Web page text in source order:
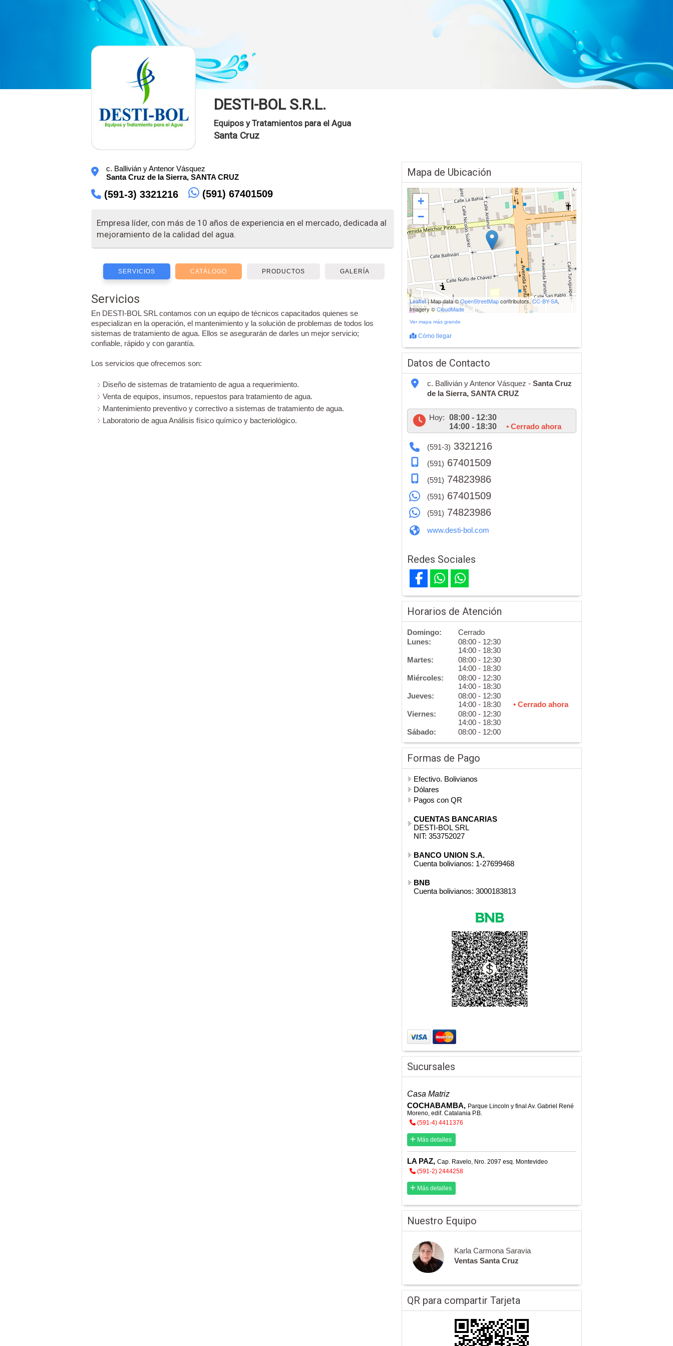
DESTI-BOL S.R.L.
Equipos y Tratamientos para el Agua
Santa Cruz
c. Ballivián y Antenor Vásquez
Santa Cruz de la Sierra, SANTA CRUZ
(591-3) 3321216 (591) 67401509
Empresa líder, con más de 10 años de experiencia en el mercado, dedicada al
mejoramiento de la calidad del agua.
SERVICIOS CATÁLOGO PRODUCTOS GALERÍA
Servicios
En DESTI-BOL SRL contamos con un equipo de técnicos capacitados quienes se
especializan en la operación, el mantenimiento y la solución de problemas de todos los
sistemas de tratamiento de agua. Ellos se asegurarán de darles un mejor servicio;
confiable, rápido y con garantía.
Los servicios que ofrecemos son:
Diseño de sistemas de tratamiento de agua a requerimiento.
Venta de equipos, insumos, repuestos para tratamiento de agua.
Mantenimiento preventivo y correctivo a sistemas de tratamiento de agua.
Laboratorio de agua Análisis físico químico y bacteriológico.
Mapa de Ubicación
+
−
200 m
500 ft
Leaflet| Map data ©OpenStreetMapcontributors,CC-BY-SA,
Imagery ©CloudMade
Ver mapa más grande
Cómo llegar
Datos de Contacto
c. Ballivián y Antenor Vásquez - Santa Cruz
de la Sierra, SANTA CRUZ
Hoy: 08:00 - 12:30
14:00 - 18:30
• Cerrado ahora
(591-3) 3321216
(591) 67401509
(591) 74823986
(591) 67401509
(591) 74823986
www.desti-bol.com
Redes Sociales
Horarios de Atención
Domingo:
Cerrado
Lunes:
08:00 - 12:30
14:00 - 18:30
Martes:
08:00 - 12:30
14:00 - 18:30
Miércoles:
08:00 - 12:30
14:00 - 18:30
Jueves:
08:00 - 12:30
14:00 - 18:30
• Cerrado ahora
Viernes:
08:00 - 12:30
14:00 - 18:30
Sábado:
08:00 - 12:00
Formas de Pago
Efectivo. Bolivianos
Dólares
Pagos con QR
CUENTAS BANCARIAS
DESTI-BOL SRL
NIT: 353752027
BANCO UNION S.A.
Cuenta bolivianos: 1-27699468
BNB
Cuenta bolivianos: 3000183813
Sucursales
Casa Matriz
COCHABAMBA, Parque Lincoln y final Av. Gabriel René
Moreno, edif. Catalania P.B.
(591-4) 4411376
Más detalles
LA PAZ, Cap. Ravelo, Nro. 2097 esq. Montevideo
(591-2) 2444258
Más detalles
Nuestro Equipo
Karla Carmona Saravia
Ventas Santa Cruz
QR para compartir Tarjeta